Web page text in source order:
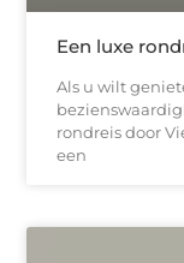
Een luxe
Als u wilt
rondreis door
een